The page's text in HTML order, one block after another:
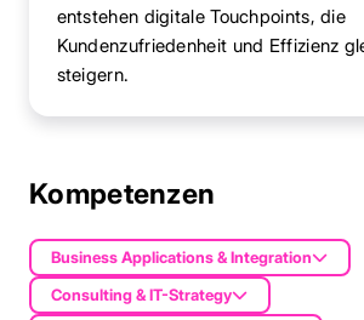
entstehen digitale Touchpoints, die
Kundenzufriedenheit und Effizienz
steigern.
Kompetenzen
Business Applications & Integration
Consulting & IT-Strategy